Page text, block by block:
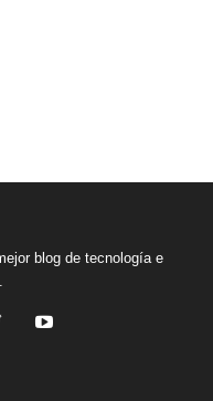
blog de tecnología e